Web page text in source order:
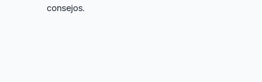
consejos.